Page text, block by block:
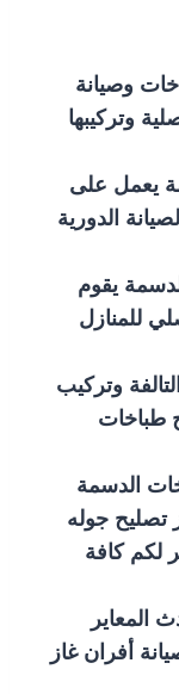
وصيانة
وتركيبها
يعمل على
الدورية
يقوم
للمنازل
وتركيب
طباخات
الدسمة
تصليح جوله
لكم كافة
المعاير
أفران غاز